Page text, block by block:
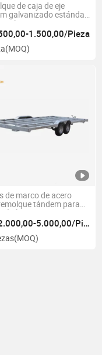
de caja de eje
galvanizado estándar
para granja
1.500,00/Pieza
(MOQ)
de marco de acero
tándem para
casa
remolque de camperUS$ 2.000,00-5.000,00/Pieza
(MOQ)